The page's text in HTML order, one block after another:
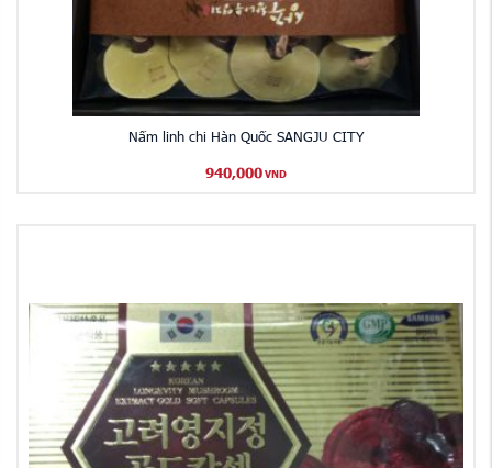
Nấm linh chi Hàn Quốc SANGJU CITY
940,000 VND